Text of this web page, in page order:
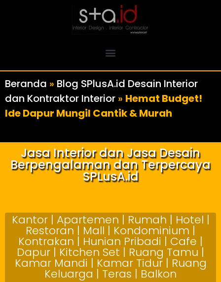
Beranda » Blog SPlusA.id Desain Interior
dan Kontraktor Interior » Hemat Budget!
Ide Dapur Mungil Cantik & Murah
Jasa Interior dan Jasa Desain
Berpengalaman dan Terpercaya
SPLusA.id
Kantor | Apartemen | Rumah | Hotel |
Restoran | Mall | Kondominium |
Kontrakan | Hunian Pribadi | Cafe |
Dapur | Kitchen Set | Ruang Tamu |
Kamar Mandi | Kamar Tidur | Ruang
Keluarga | Teras | Balkon